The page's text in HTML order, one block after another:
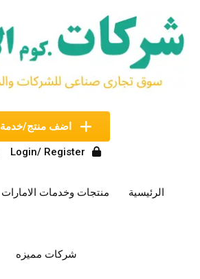
المحتوى
اضف منتج/خدمة
Login/ Register
الرئيسية منتجات وخدمات الامارات
شركات مميزه